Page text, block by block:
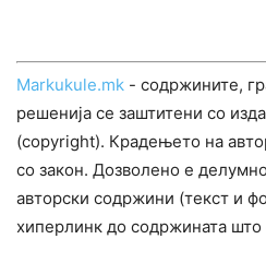
Markukule.mk - содржините,
решенија се заштитени со
(copyright). Крадењето на
со закон. Дозволено е
авторски содржини (текст и
хиперлинк до содржината што